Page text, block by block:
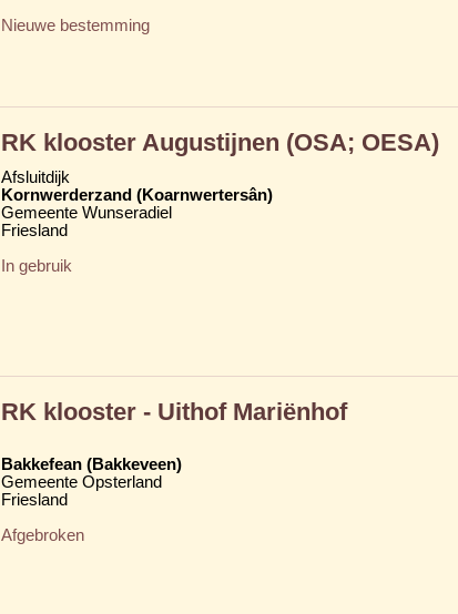
Nieuwe bestemming
RK klooster Augustijnen (OSA; OESA)
Afsluitdijk
Kornwerderzand (Koarnwertersân)
Gemeente Wunseradiel
Friesland
In gebruik
RK klooster - Uithof Mariënhof
Bakkefean (Bakkeveen)
Gemeente Opsterland
Friesland
Afgebroken